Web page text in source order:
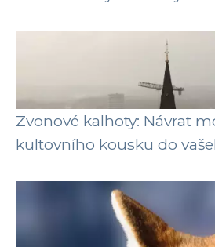
Zvonové kalhoty: Návrat
kultovního kousku do